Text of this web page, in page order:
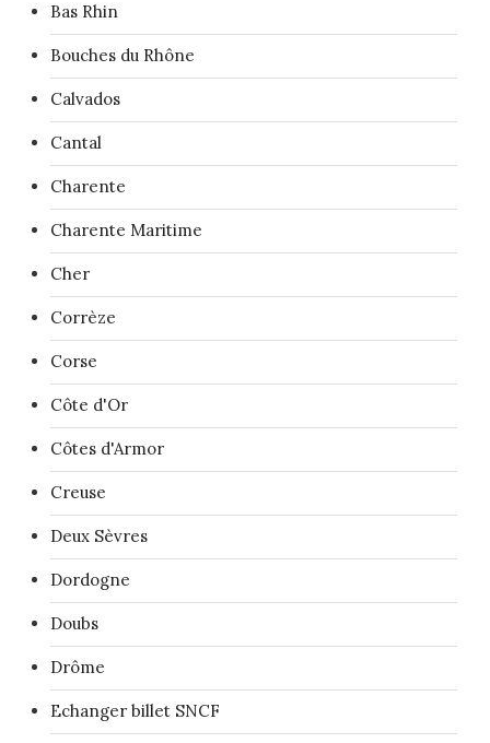
Bas Rhin
Bouches du Rhône
Calvados
Cantal
Charente
Charente Maritime
Cher
Corrèze
Corse
Côte d'Or
Côtes d'Armor
Creuse
Deux Sèvres
Dordogne
Doubs
Drôme
Echanger billet SNCF